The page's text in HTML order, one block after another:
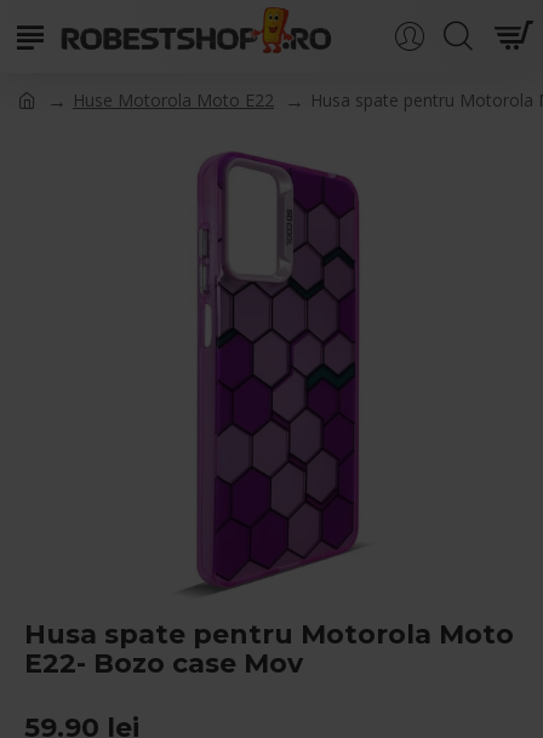
Huse Motorola Moto E22 Husa spate pentru
Husa spate pentru Motorola Moto
E22- Bozo case Mov
59.90 lei